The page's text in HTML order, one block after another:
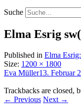
Suche
Elma Esrig
Published in Elma
Size: 1200 × 1800
Eva Müller13. Februar
Trackbacks are closed,
← Previous Next →